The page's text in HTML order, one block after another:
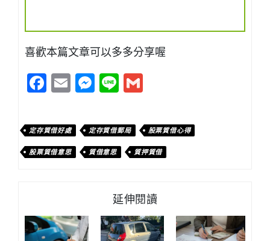
喜歡本篇文章可以多多分享喔
Facebook
EmailMessenger
Line
定存質借好處 定存質借郵局 股票質借心得
股票質借意思 質借意思 質押質借
延伸閱讀